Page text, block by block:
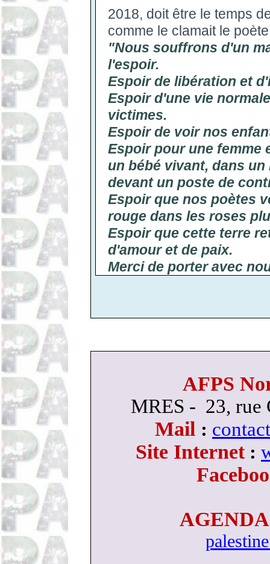
2018, doit être le temps
comme le clamait le
"Nous souffrons d'un
l'espoir.
Espoir de libération et
Espoir d'une vie
victimes.
Espoir de voir nos
Espoir pour une femme
un bébé vivant, dans
devant un poste de
Espoir que nos poètes
rouge dans les roses
Espoir que cette terre
d'amour et de paix.
Merci de porter avec
AFPS
MRES - 23, rue
Mail :
Site Internet: